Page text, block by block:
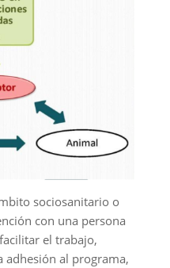
sociosanitario o
con una persona
el trabajo,
al programa,